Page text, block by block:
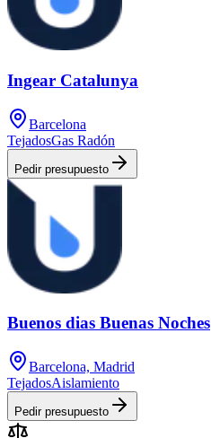
Ingear Catalunya
Barcelona
TejadosGas Radón
Pedir presupuesto
Buenos dias Buenas Noches
Barcelona, Madrid
TejadosAislamiento
Pedir presupuesto